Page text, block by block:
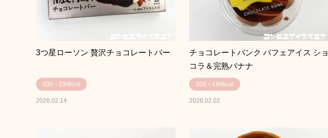
3つ星ローソン 贅沢チョコレートバー
200～299kcal
2026.02.14
チョコレートバンク パフェアイス ショ
コラ＆完熟バナナ
100～199kcal
2026.02.02